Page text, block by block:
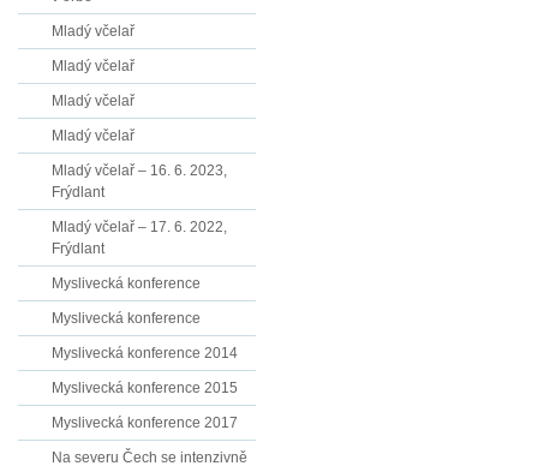
Mladý včelař
Mladý včelař
Mladý včelař
Mladý včelař
Mladý včelař – 16. 6. 2023,
Frýdlant
Mladý včelař – 17. 6. 2022,
Frýdlant
Myslivecká konference
Myslivecká konference
Myslivecká konference 2014
Myslivecká konference 2015
Myslivecká konference 2017
Na severu Čech se intenzivně